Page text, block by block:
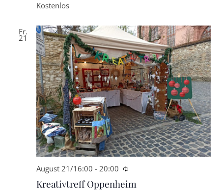
Kostenlos
Fr.
21
Kreativtreff Oppenheim
August 21/16:00 - 20:00 Wiederkehrende